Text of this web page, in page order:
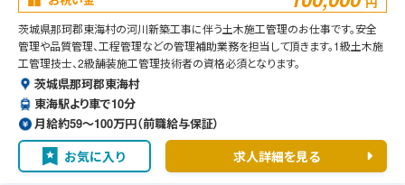
茨城県那珂郡東海村の河川新築工事に伴う土木施工管理のお仕事です。安全
管理や品質管理、工程管理などの管理補助業務を担当して頂きます。1級土木施
工管理技士、2級舗装施工管理技術者の資格必須となります。
茨城県那珂郡東海村
東海駅より車で10分
月給約59〜100万円（前職給与保証）
お気に入り 求人詳細を見る